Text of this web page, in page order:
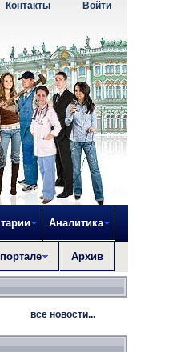
��������, �� ��
Войти
Контакты
Аналитика
Архив
все новости...